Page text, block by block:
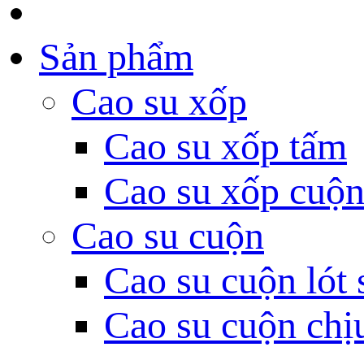
Sản phẩm
Cao su xốp
Cao su xốp tấm
Cao su xốp cuộn
Cao su cuộn
Cao su cuộn lót
Cao su cuộn